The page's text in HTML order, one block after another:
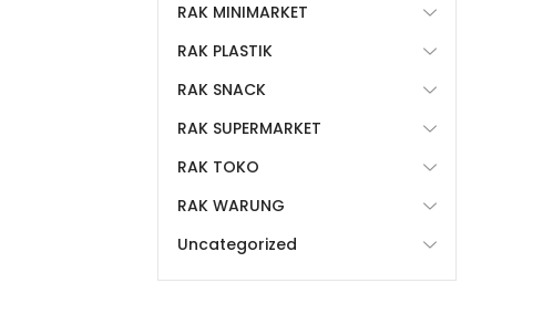
RAK MINIMARKET
RAK PLASTIK
RAK SNACK
RAK SUPERMARKET
RAK TOKO
RAK WARUNG
Uncategorized